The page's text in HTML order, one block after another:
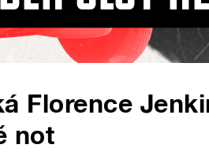
Florence
not